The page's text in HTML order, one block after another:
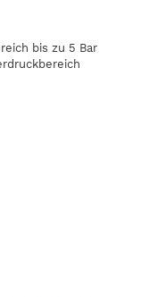
bis zu 5 Bar